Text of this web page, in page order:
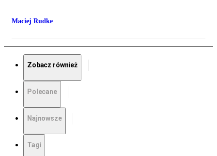
Maciej Rudke
Zobacz również
Polecane
Najnowsze
Tagi